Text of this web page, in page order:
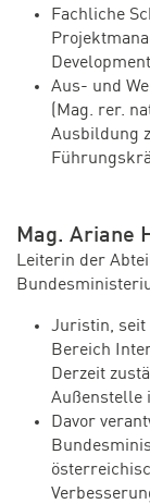
Fachliche
Aus- und
(Mag. rer.
Ausbildung
Mag. Ariane
Leiterin der
Juristin, seit
Bereich
Derzeit
Außenstelle
Davor